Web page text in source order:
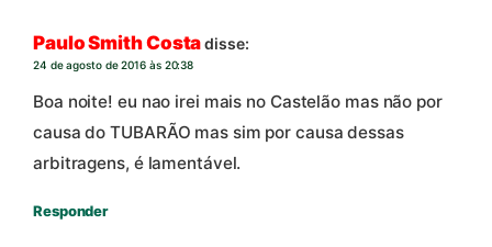
Paulo Smith Costadisse:
24 de agosto de 2016 às 20:38
Boa noite! eu nao irei mais no Castelão mas não por
causa do TUBARÃO mas sim por causa dessas
arbitragens, é lamentável.
Responder